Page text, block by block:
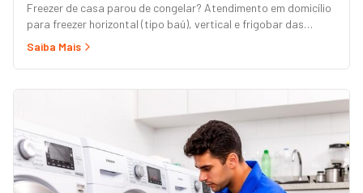
Freezer de casa parou de congelar? Atendimento em domicílio
para freezer horizontal (tipo baú), vertical e frigobar das
marcas Brastemp, Consul, Electrolux, Esmaltec, Philco e
de restaurante, padaria ou mercado, veja nossa página de
Freezer Comercial.)
Saiba Mais